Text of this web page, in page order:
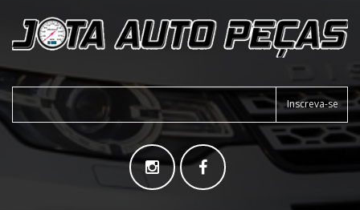
Inscreva-se